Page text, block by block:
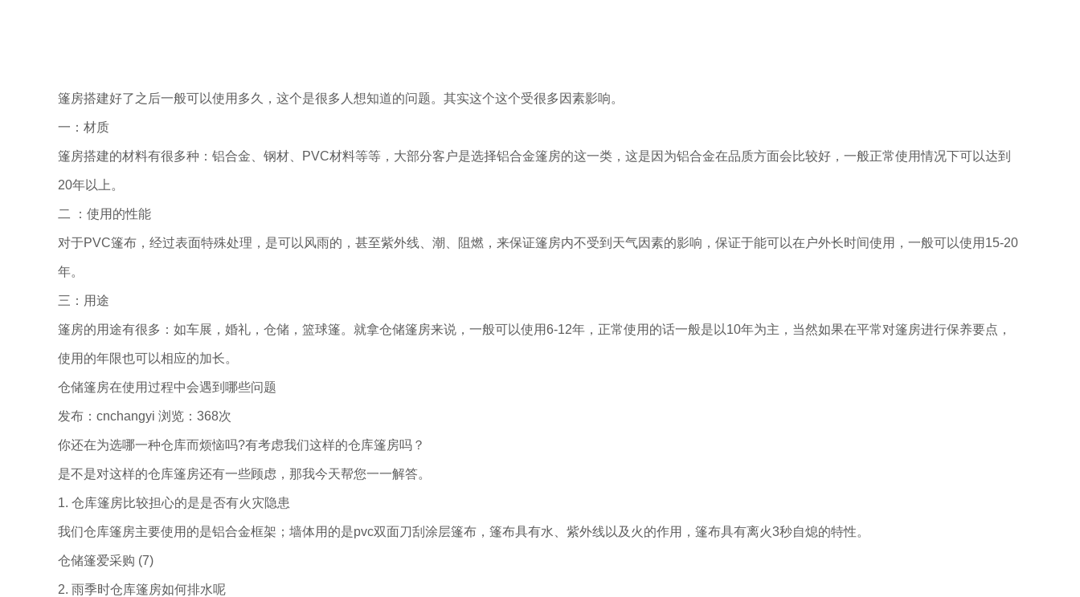
篷房搭建好了之后一般可以使用多久，这个是很多人想知道的问题。其实这个这个受很多因素影响。
一：材质
篷房搭建的材料有很多种：铝合金、钢材、PVC材料等等，大部分客户是选择铝合金篷房的这一类，这是因为铝合金在品质方面会比较好，一般正常使用情况下可以达到
20年以上。
二 ：使用的性能
对于PVC篷布，经过表面特殊处理，是可以风雨的，甚至紫外线、潮、阻燃，来保证篷房内不受到天气因素的影响，保证于能可以在户外长时间使用，一般可以使用15-20
年。
三：用途
篷房的用途有很多：如车展，婚礼，仓储，篮球篷。就拿仓储篷房来说，一般可以使用6-12年，正常使用的话一般是以10年为主，当然如果在平常对篷房进行保养要点，
使用的年限也可以相应的加长。
仓储篷房在使用过程中会遇到哪些问题
发布：cnchangyi 浏览：368次
你还在为选哪一种仓库而烦恼吗?有考虑我们这样的仓库篷房吗？
是不是对这样的仓库篷房还有一些顾虑，那我今天帮您一一解答。
1. 仓库篷房比较担心的是是否有火灾隐患
我们仓库篷房主要使用的是铝合金框架；墙体用的是pvc双面刀刮涂层篷布，篷布具有水、紫外线以及火的作用，篷布具有离火3秒自熄的特性。
仓储篷爱采购 (7)
2. 雨季时仓库篷房如何排水呢